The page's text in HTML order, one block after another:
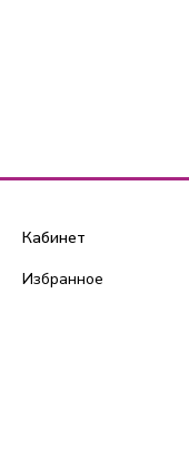
Кабинет
Избранное